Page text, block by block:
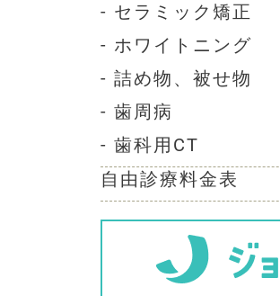
- セラミック矯正
- ホワイトニング
- 詰め物、被せ物
- 歯周病
- 歯科用CT
自由診療料金表